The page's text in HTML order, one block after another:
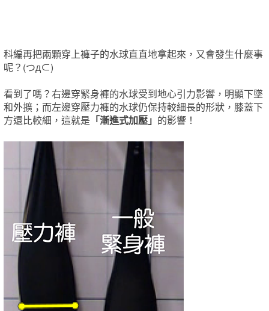
​科編再把兩顆穿上褲子的水球直直地拿起來，又會發生什麼事
呢？(つд⊂)
看到了嗎？右邊穿緊身褲的水球受到地心引力影響，明顯下墜
和外擴；而左邊穿壓力褲的水球仍保持較細長的形狀，膝蓋下
方還比較細，這就是 「漸進式加壓」 的影響！